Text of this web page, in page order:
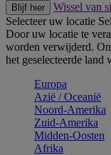
Blijf hier
Wissel van
Selecteer uw locatie
Door uw locatie te
worden verwijderd.
het geselecteerde land
Europa
Aziё / Oceaniё
Noord-Amerika
Zuid-Amerika
Midden-Oosten
Afrika